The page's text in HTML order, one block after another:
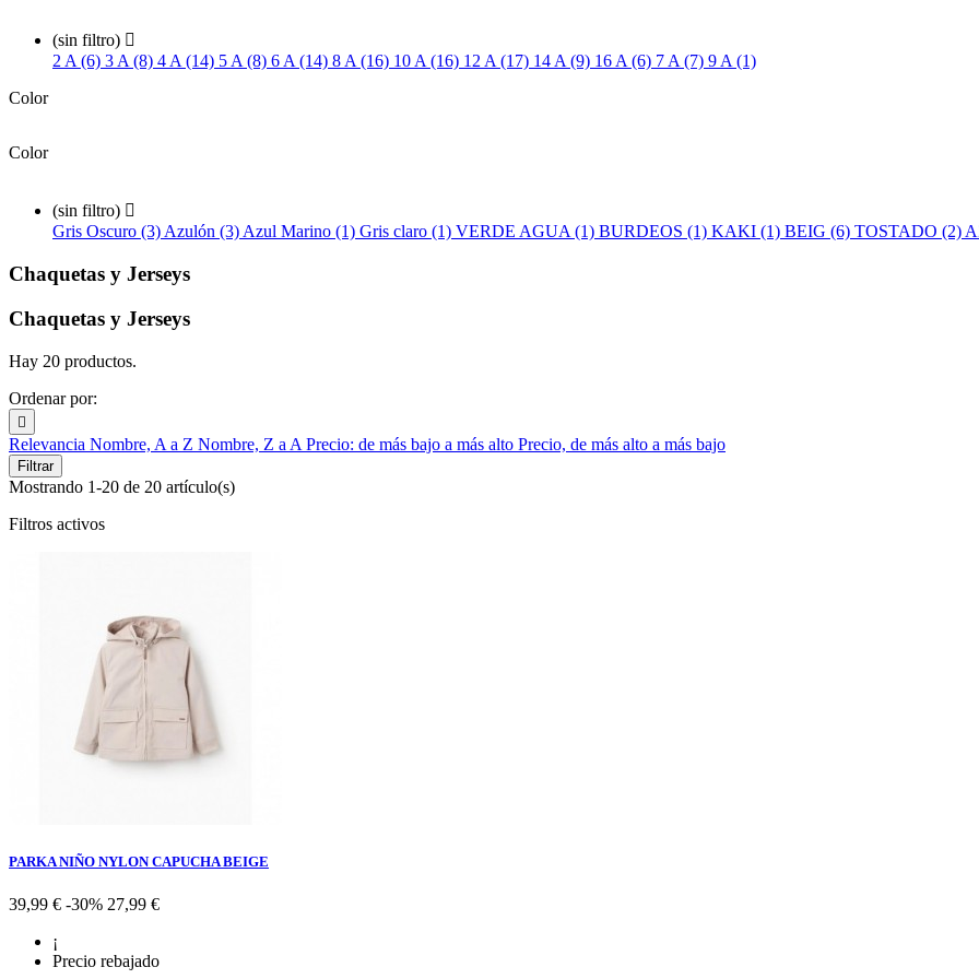
(sin filtro) 
2 A (6) 3 A (8) 4 A (14) 5 A (8) 6 A (14) 8 A (16) 10 A (16) 12 A (17) 14 A (9) 16 A (6) 7 A (7) 9 A (1)
Color
Color
(sin filtro) 
Gris Oscuro (3)Azulón (3)Azul Marino (1) Gris claro (1) VERDE AGUA (1) BURDEOS (1) KAKI (1) BEIG (6) TOSTADO (2)
Chaquetas y Jerseys
Chaquetas y Jerseys
Hay 20 productos.
Ordenar por:

Relevancia Nombre, A a Z Nombre, Z a A Precio: de más bajo a más alto Precio, de más alto a más bajo
Filtrar
Mostrando 1-20 de 20 artículo(s)
Filtros activos
PARKA NIÑO NYLON CAPUCHA BEIGE
Precio
39,99 € -30% Precio
27,99 €
¡
Precio rebajado